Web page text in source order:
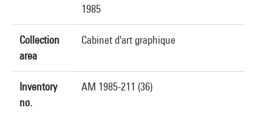
1985
Collection
area
Cabinet d'art graphique
Inventory
no.
AM 1985-211 (36)